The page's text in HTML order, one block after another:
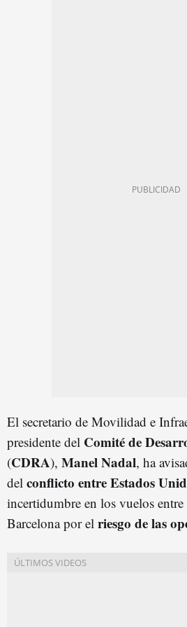
El secretario de Movilidad e
presidente del Comité de
(CDRA), Manel Nadal, ha
del conflicto entre Estados
incertidumbre en los vuelos
Barcelona por el riesgo de las